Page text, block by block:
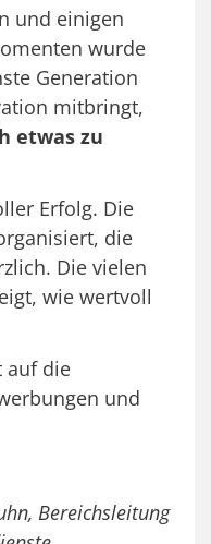
und einigen
wurde
Generation
mitbringt,
etwas zu
Erfolg. Die
die
Die vielen
wie wertvoll
auf die
und
Bereichsleitung